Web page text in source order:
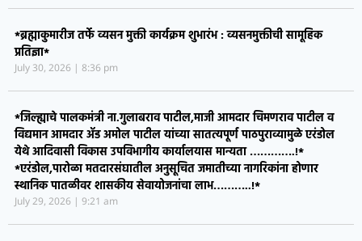
*ब्रह्माकुमारीज तर्फे व्यसन मुक्ती कार्यक्रम शुभारंभ : व्यसनमुक्तीची सामूहिक
प्रतिज्ञा*
July 30, 2026 8:36 pm
*जिल्ह्याचे पालकमंत्री ना.गुलाबराव पाटील,माजी आमदार चिमणराव पाटील व
विद्यमान आमदार ॲड अमोल पाटील यांच्या सातत्यपूर्ण पाठपुराव्यामुळे एरंडोल
येथे आदिवासी विकास उपविभागीय कार्यालयास मान्यता ………….!*
*एरंडोल,पारोळा मतदारसंघातील अनुसूचित जमातीच्या नागरिकांना होणार
स्थानिक पातळीवर शासकीय सेवायोजनांचा लाभ………..!*
July 29, 2026 9:21 am